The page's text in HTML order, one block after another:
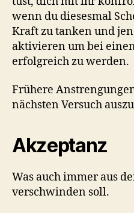
wenn du diesesmal
Kraft zu tanken und
aktivieren um bei
erfolgreich zu werden.
Frühere
nächsten Versuch
Akzeptanz
Was auch immer aus
verschwinden soll.